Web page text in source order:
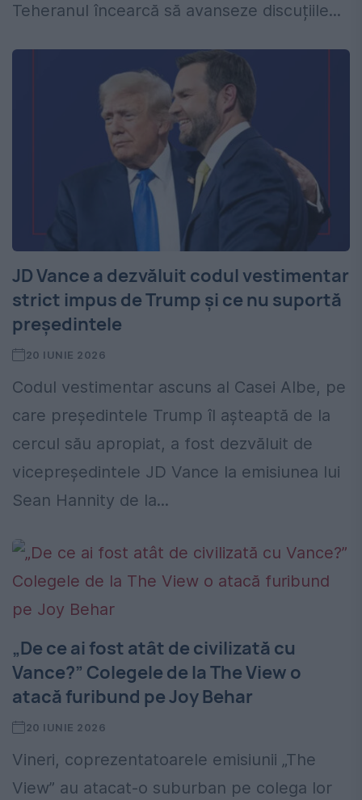
Teheranul încearcă să avanseze discuțiile...
JD Vance a dezvăluit codul vestimentar
strict impus de Trump și ce nu suportă
președintele
20 IUNIE 2026
Codul vestimentar ascuns al Casei Albe, pe
care președintele Trump îl așteaptă de la
cercul său apropiat, a fost dezvăluit de
vicepreședintele JD Vance la emisiunea lui
Sean Hannity de la...
„De ce ai fost atât de civilizată cu
Vance?” Colegele de la The View o
atacă furibund pe Joy Behar
20 IUNIE 2026
Vineri, coprezentatoarele emisiunii „The
View” au atacat-o suburban pe colega lor